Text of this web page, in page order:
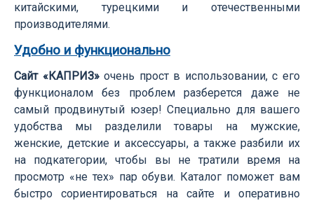
китайскими, турецкими и отечественными
производителями.
Удобно и функционально
Сайт «КАПРИЗ»очень прост в использовании, с его
функционалом без проблем разберется даже не
самый продвинутый юзер! Специально для вашего
удобства мы разделили товары на мужские,
женские, детские и аксессуары, а также разбили их
на подкатегории, чтобы вы не тратили время на
просмотр «не тех» пар обуви. Каталог поможет вам
быстро сориентироваться на сайте и оперативно